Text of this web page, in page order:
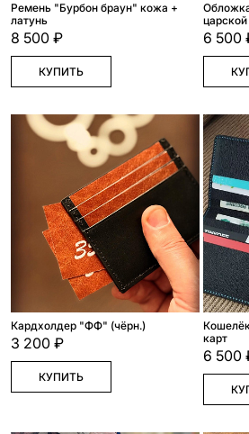
Ремень "Бурбон браун" кожа +
латунь
8 500 ₽
КУПИТЬ
6 500
Кардхолдер "ФФ" (чёрн.)
3 200 ₽
КУПИТЬ
карт
6 500